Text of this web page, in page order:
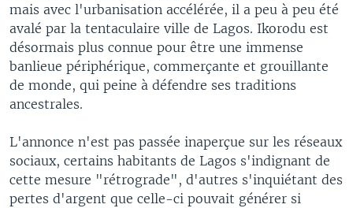
mais avec l'urbanisation accélérée, il a peu à peu été
avalé par la tentaculaire ville de Lagos. Ikorodu est
désormais plus connue pour être une immense
banlieue périphérique, commerçante et grouillante
de monde, qui peine à défendre ses traditions
ancestrales.
L'annonce n'est pas passée inaperçue sur les réseaux
sociaux, certains habitants de Lagos s'indignant de
cette mesure "rétrograde", d'autres s'inquiétant des
pertes d'argent que celle-ci pouvait générer si